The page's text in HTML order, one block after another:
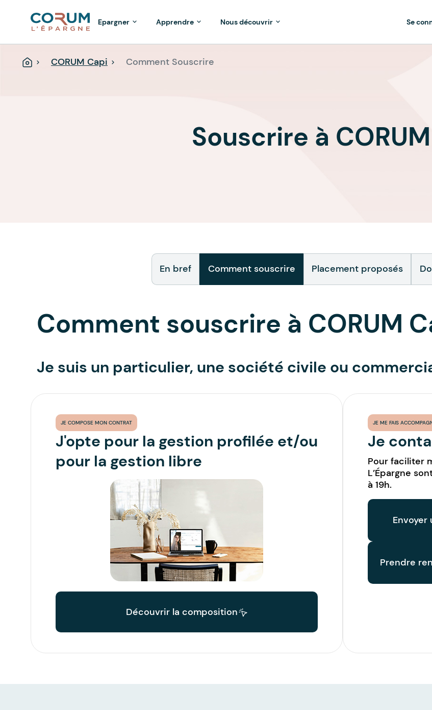
AccueilCORUM Capi Comment Souscrire
Epargner Apprendre Nous découvrir Se
Souscrire à
En bref Comment souscrire Placement proposés
Comment souscrire à CORUM
Je suis un particulier, une société civile ou
JE COMPOSE MON CONTRAT
J'opte pour la gestion profilée et/ou
pour la gestion libre
Découvrir la composition
JE ME FAIS
Je
Pour faciliter
L’Épargne
à 19h.
Envoyer
Prendre